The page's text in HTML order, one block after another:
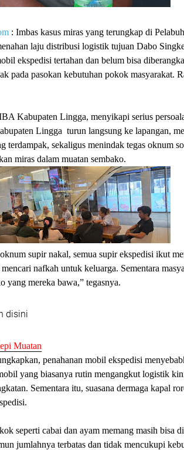
: Imbas kasus miras yang terungkap di
laju distribusi logistik tujuan Dabo
ekspedisi tertahan dan belum bisa
pada pasokan kebutuhan pokok masyarakat.
Kabupaten Lingga, menyikapi serius
Lingga turun langsung ke lapangan,
terdampak, sekaligus menindak tegas oknum
miras dalam muatan sembako.
supir nakal, semua supir ekspedisi ikut
nafkah untuk keluarga. Sementara
yang mereka bawa,” tegasnya.
disini
Muatan
penahanan mobil ekspedisi
yang biasanya rutin mengangkut logistik
Sementara itu, suasana dermaga kapal
seperti cabai dan ayam memang masih bisa
jumlahnya terbatas dan tidak mencukupi